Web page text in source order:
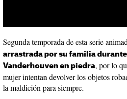
Segunda temporada de esta serie
arrastrada por su familia
Vanderhouven en piedra, por lo
mujer intentan devolver los objetos
la maldición para siempre.